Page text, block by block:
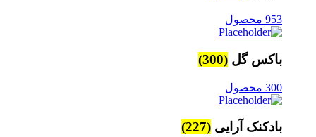
953 محصول
باکس گل (300)
300 محصول
بادکنک آرایی (227)